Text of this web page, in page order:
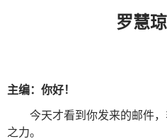
罗慧
主编：你好！
今天才看到你发来的邮件
之力。